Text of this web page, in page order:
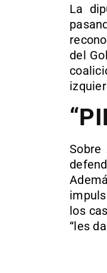
La
del
Sobre
los
“les